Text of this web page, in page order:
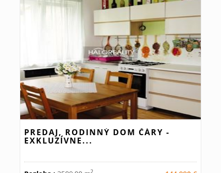
PREDAJ, RODINNÝ DOM ČÁRY -
EXKLUZÍVNE...